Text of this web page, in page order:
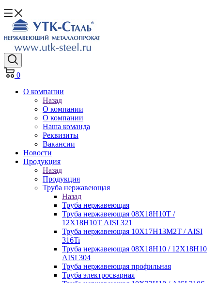
0
О компании
Назад
О компании
О компании
Наша команда
Реквизиты
Вакансии
Новости
Продукция
Назад
Продукция
Труба нержавеющая
Назад
Труба нержавеющая
Труба нержавеющая 08Х18Н10Т /
12Х18Н10Т AISI 321
Труба нержавеющая 10Х17Н13М2Т / AISI
316Ti
Труба нержавеющая 08Х18Н10 / 12Х18Н10
AISI 304
Труба нержавеющая профильная
Труба электросварная